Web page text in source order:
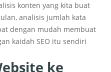
konten yang kita buat
analisis jumlah kata
dengan mudah membuat
kaidah SEO itu sendiri
ke